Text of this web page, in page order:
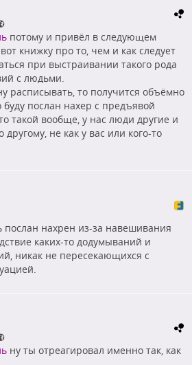
потому и привёл в следующем
книжку про то, чем и как следует
при выстраивании такого рода
с людьми.
расписывать, то получится объёмно
буду послан нахер с предъявой
такой вообще, у нас люди другие и
не как у вас или кого-то
послан нахрен из-за навешивания
каких-то додумываний и
никак не пересекающихся с
ну ты отреагировал именно так, как